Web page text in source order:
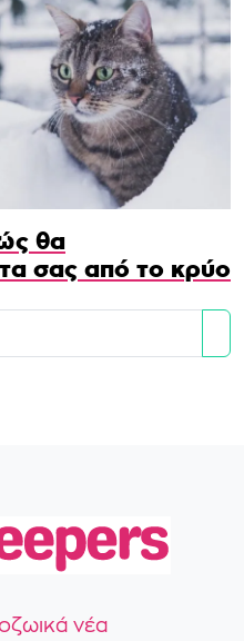
θα
σας από το κρύο
νέα